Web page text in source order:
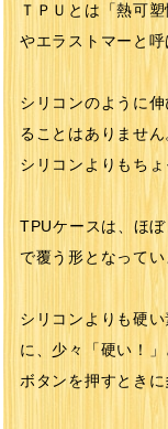
ＴＰＵとは「熱可
やエラストマーと呼
シリコンのように
ることはありません
シリコンよりもち
TPUケースは、ほ
で覆う形となってい
シリコンよりも硬
に、少々「硬い！
ボタンを押すときに